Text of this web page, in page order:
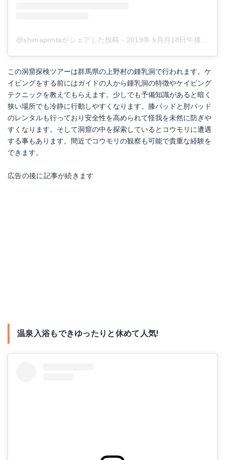
@shimapontaがシェアした投稿 - 2019年 5月月18日午後1時46分PDT
この洞窟探検ツアーは群馬県の上野村の鍾乳洞で行われます。ケ
イビングをする前にはガイドの人から鍾乳洞の特徴やケイビング
テクニックを教えてもらえます。少しでも予備知識があると暗く
狭い場所でも冷静に行動しやすくなります。膝パッドと肘パッド
のレンタルも行っており安全性を高められて怪我を未然に防ぎや
すくなります。そして洞窟の中を探索しているとコウモリに遭遇
する事もあります。間近でコウモリの観察も可能で貴重な経験を
できます。
広告の後に記事が続きます
温泉入浴もできゆったりと休めて人気!